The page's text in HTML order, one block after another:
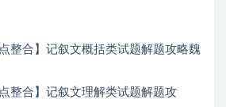
整合】记叙文概括类试题解题攻略魏
整合】记叙文理解类试题解题攻